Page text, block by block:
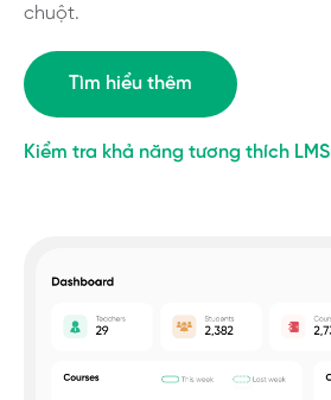
chuột.
Tìm hiểu thêm
Kiểm tra khả năng tương thích LMS